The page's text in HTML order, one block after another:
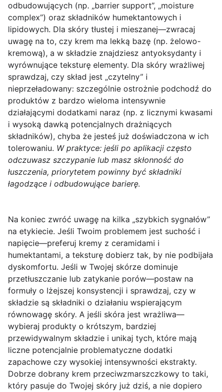
odbudowujących (np. „barrier support”, „moisture
complex”) oraz składników humektantowych i
lipidowych. Dla skóry tłustej i mieszanej—zwracaj
uwagę na to, czy krem ma lekką bazę (np. żelowo-
kremową), a w składzie znajdziesz antyoksydanty i
wyrównujące teksturę elementy. Dla skóry wrażliwej
sprawdzaj, czy skład jest „czytelny” i
nieprzeładowany: szczególnie ostrożnie podchodź do
produktów z bardzo wieloma intensywnie
działającymi dodatkami naraz (np. z licznymi kwasami
i wysoką dawką potencjalnych drażniących
składników), chyba że jesteś już doświadczona w ich
tolerowaniu. W praktyce: jeśli po aplikacji często
odczuwasz szczypanie lub masz skłonność do
łuszczenia, priorytetem powinny być składniki
łagodzące i odbudowujące barierę.
Na koniec zwróć uwagę na kilka „szybkich sygnałów”
na etykiecie. Jeśli Twoim problemem jest suchość i
napięcie—preferuj kremy z ceramidami i
humektantami, a teksturę dobierz tak, by nie podbijała
dyskomfortu. Jeśli w Twojej skórze dominuje
przetłuszczanie lub zatykanie porów—postaw na
formuły o lżejszej konsystencji i sprawdzaj, czy w
składzie są składniki o działaniu wspierającym
równowagę skóry. A jeśli skóra jest wrażliwa—
wybieraj produkty o krótszym, bardziej
przewidywalnym składzie i unikaj tych, które mają
liczne potencjalnie problematyczne dodatki
zapachowe czy wysokiej intensywności ekstrakty.
Dobrze dobrany krem przeciwzmarszczkowy to taki,
który pasuje do Twojej skóry już dziś, a nie dopiero